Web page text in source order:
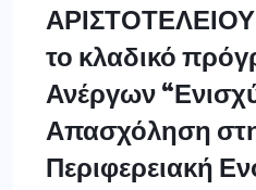
το κλαδικό
Ανέργων
Απασχόληση
Περιφερειακή